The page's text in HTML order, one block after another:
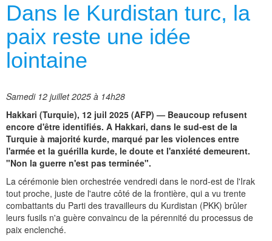
Dans le Kurdistan turc, la
paix reste une idée
lointaine
Samedi 12 juillet 2025 à 14h28
Hakkari (Turquie), 12 juil 2025 (AFP) — Beaucoup refusent
encore d'être identifiés. A Hakkari, dans le sud-est de la
Turquie à majorité kurde, marqué par les violences entre
l'armée et la guérilla kurde, le doute et l'anxiété demeurent.
"Non la guerre n'est pas terminée".
La cérémonie bien orchestrée vendredi dans le nord-est de l'Irak
tout proche, juste de l'autre côté de la frontière, qui a vu trente
combattants du Parti des travailleurs du Kurdistan (PKK) brûler
leurs fusils n'a guère convaincu de la pérennité du processus de
paix enclenché.